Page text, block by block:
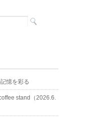
憶を彩る
stand（2026.6.